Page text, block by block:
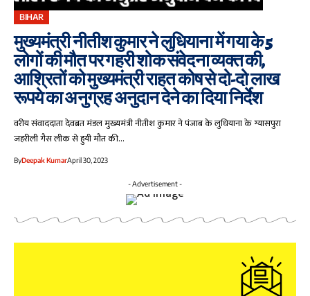
BIHAR
मुख्यमंत्री नीतीश कुमार ने लुधियाना में गया के 5
लोगों की मौत पर गहरी शोक संवेदना व्यक्त की,
आश्रितों को मुख्यमंत्री राहत कोष से दो-दो लाख
रूपये का अनुग्रह अनुदान देने का दिया निर्देश
वरीय संवाददाता देवब्रत मंडल मुख्यमंत्री नीतीश कुमार ने पंजाब के लुधियाना के ग्यासपुरा
जहरीली गैस लीक से हुयी मौत की…
ByDeepak KumarApril 30, 2023
- Advertisement -